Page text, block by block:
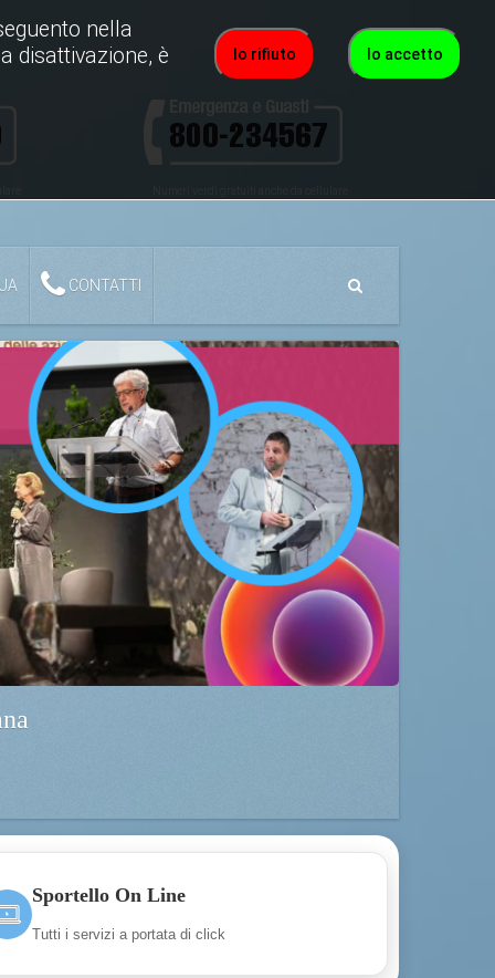
CONTATTI
Sportello On Line
Tutti i servizi a portata di click
Io accetto
Io rifiuto
nella
disattivazione, è